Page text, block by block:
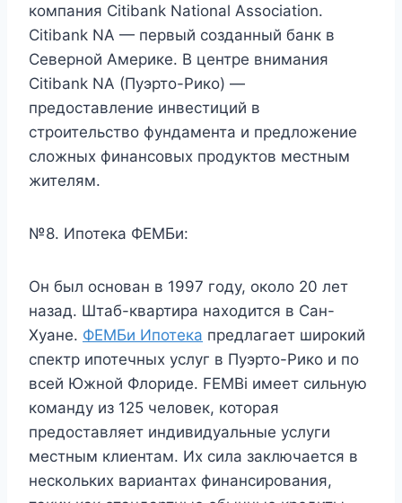
компания Citibank National Association.
Citibank NA — первый созданный банк в
Северной Америке. В центре внимания
Citibank NA (Пуэрто-Рико) —
предоставление инвестиций в
строительство фундамента и предложение
сложных финансовых продуктов местным
жителям.
№8. Ипотека ФЕМБи:
Он был основан в 1997 году, около 20 лет
назад. Штаб-квартира находится в Сан-
Хуане. ФЕМБи Ипотека предлагает широкий
спектр ипотечных услуг в Пуэрто-Рико и по
всей Южной Флориде. FEMBi имеет сильную
команду из 125 человек, которая
предоставляет индивидуальные услуги
местным клиентам. Их сила заключается в
нескольких вариантах финансирования,